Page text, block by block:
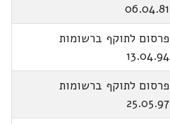
06.04.81
פרסום לתוקף ברשומות
13.04.94
פרסום לתוקף ברשומות
25.05.97